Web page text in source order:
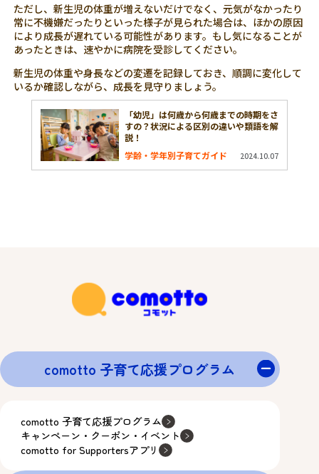
ただし、新生児の体重が増えないだけでなく、元気がなかったり
常に不機嫌だったりといった様子が見られた場合は、ほかの原因
により成長が遅れている可能性があります。もし気になることが
あったときは、速やかに病院を受診してください。
新生児の体重や身長などの変遷を記録しておき、順調に変化して
いるか確認しながら、成長を見守りましょう。
「幼児」は何歳から何歳までの時期をさ
すの？状況による区別の違いや類語を解
説！
学齢・学年別子育てガイド
2024.10.07
comotto 子育て応援プログラム
comotto 子育て応援プログラム
キャンペーン・クーポン・イベント
comotto for Supportersアプリ